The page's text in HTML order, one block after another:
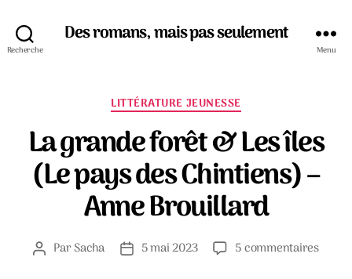
Recherche
Des romans, mais pas seulement
Menu
Catégories
LITTÉRATURE JEUNESSE
La grande forêt & Les îles
(Le pays des Chintiens) –
Anne Brouillard
Auteur
ParSacha
Date5 mai 2023 5 commentairessur